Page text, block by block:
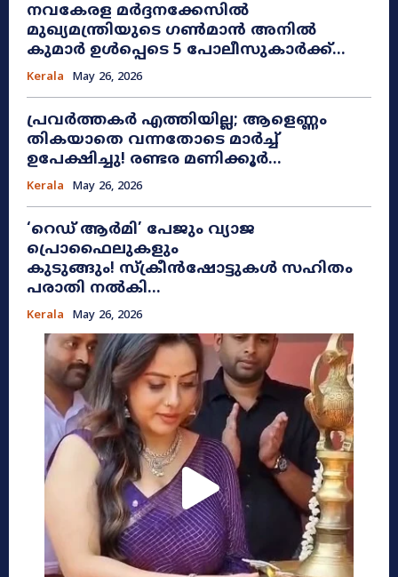
നവകേരള മർദ്ദനക്കേസിൽ
മുഖ്യമന്ത്രിയുടെ ഗൺമാൻ അനിൽ
കുമാർ ഉൾപ്പെടെ 5 പോലീസുകാർക്ക്...
Kerala May 26, 2026
പ്രവർത്തകർ എത്തിയില്ല; ആളെണ്ണം
തികയാതെ വന്നതോടെ മാർച്ച്
ഉപേക്ഷിച്ചു! രണ്ടര മണിക്കൂർ...
Kerala May 26, 2026
​‘റെഡ് ആർമി’ പേജും വ്യാജ
പ്രൊഫൈലുകളും
കുടുങ്ങും! സ്ക്രീൻഷോട്ടുകൾ സഹിതം
പരാതി നൽകി...
Kerala May 26, 2026